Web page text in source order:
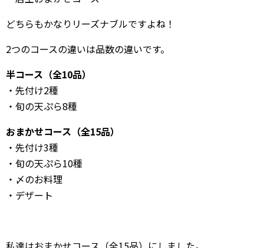
どちらもかなりリーズナブルですよね！
2つのコースの違いは品数の違いです。
半コース（全10品）
・先付け2種
・旬の天ぷら8種
おまかせコース（全15品）
・先付け3種
・旬の天ぷら10種
・〆のお料理
・デザート